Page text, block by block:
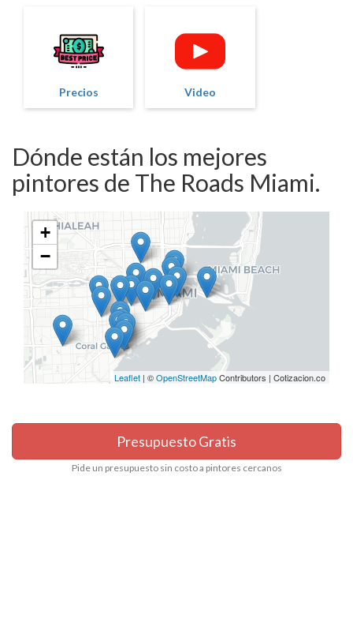
Precios Video
Dónde están los mejores
pintores de The Roads Miami.
+
−
Leaflet | ©OpenStreetMapContributors | Cotizacion.co
Presupuesto Gratis
Pide un presupuesto sin costo a pintores cercanos